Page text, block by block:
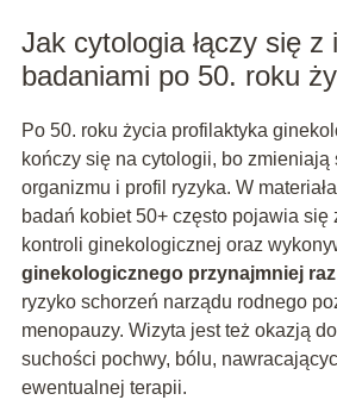
Jak cytologia łączy się z
badaniami po 50. roku
Po 50. roku życia profilaktyka
kończy się na cytologii, bo zmieniają
organizmu i profil ryzyka. W
badań kobiet 50+ często pojawia się
kontroli ginekologicznej oraz
ginekologicznego przynajmniej
ryzyko schorzeń narządu rodnego
menopauzy. Wizyta jest też okazją
suchości pochwy, bólu,
ewentualnej terapii.